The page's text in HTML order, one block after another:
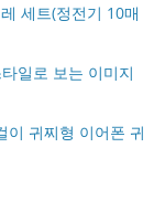
세트(정전기 10매
일로 보는 이미지
이 귀찌형 이어폰 귀